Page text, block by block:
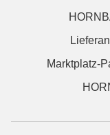
Marktplatz-